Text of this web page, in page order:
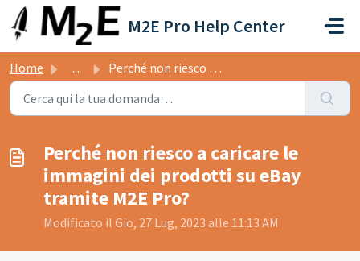
Salta al contenuto principale
M2E Pro Help Center
Home ... Perché non riesco a caricare le immagini dei prodotti su ...
Perché non riesco a caricare le
immagini dei prodotti su eBay
tramite M2E Pro?
Modificato il Gio, 27 Lug, 2023 alle 11:13 AM